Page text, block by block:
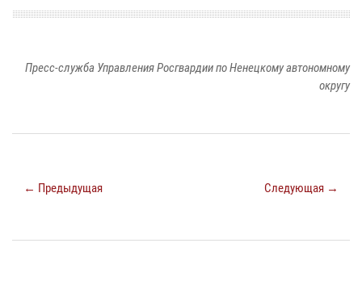
Пресс-служба Управления Росгвардии по Ненецкому автономному
округу
← Предыдущая Следующая →